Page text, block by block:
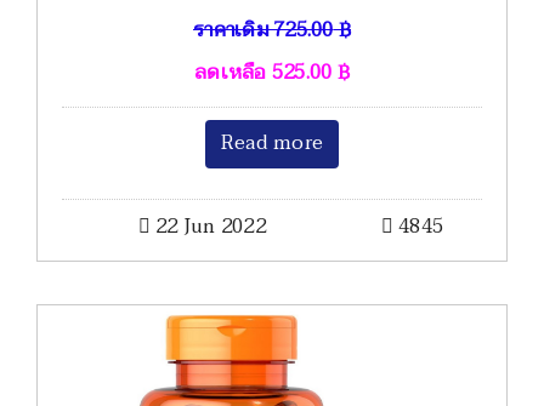
ราคาเดิม725.00฿
ลดเหลือ525.00฿
Read more
22 Jun 2022 4845